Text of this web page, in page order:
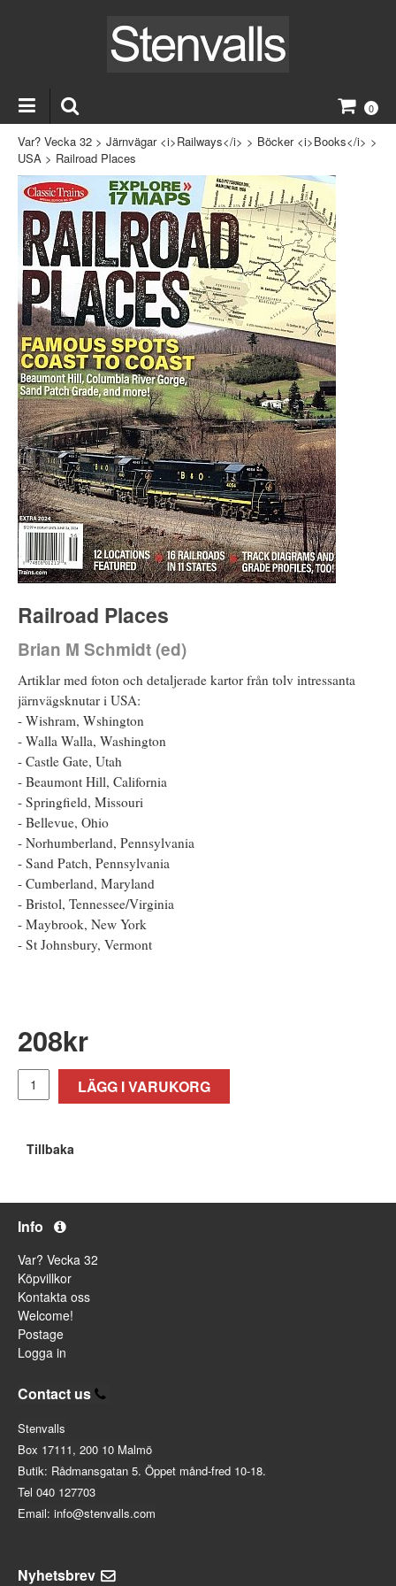
0
Var? Vecka 32 > Järnvägar <i>Railways</i> > Böcker <i>Books</i> >
USA > Railroad Places
Railroad Places
Brian M Schmidt (ed)
Artiklar med foton och detaljerade kartor från tolv intressanta
järnvägsknutar i USA:
- Wishram, Wshington
- Walla Walla, Washington
- Castle Gate, Utah
- Beaumont Hill, California
- Springfield, Missouri
- Bellevue, Ohio
- Norhumberland, Pennsylvania
- Sand Patch, Pennsylvania
- Cumberland, Maryland
- Bristol, Tennessee/Virginia
- Maybrook, New York
- St Johnsbury, Vermont
208kr
LÄGG I VARUKORG
Tillbaka
Info
Var? Vecka 32
Köpvillkor
Kontakta oss
Welcome!
Postage
Logga in
Contact us
Stenvalls
Box 17111, 200 10 Malmö
Butik: Rådmansgatan 5. Öppet månd-fred 10-18.
Tel 040 127703
Email: info@stenvalls.com
Nyhetsbrev